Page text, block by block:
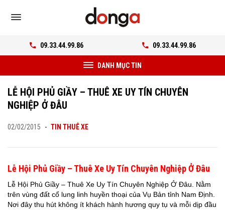
09.33.44.99.86 09.33.44.99.86
DANH MỤC TIN
LỄ HỘI PHỦ GIẦY – THUÊ XE UY TÍN CHUYÊN
NGHIỆP Ở ĐÂU
02/02/2015 - TIN THUÊ XE
Lễ Hội Phủ Giầy – Thuê Xe Uy Tín Chuyên Nghiệp Ở Đâu
Lễ Hội Phủ Giầy – Thuê Xe Uy Tín Chuyên Nghiệp Ở Đâu. Nằm
trên vùng đất cổ lung linh huyền thoại của Vụ Bản tỉnh Nam Định.
Nơi đây thu hút không ít khách hành hương quy tụ và mỗi dịp đầu